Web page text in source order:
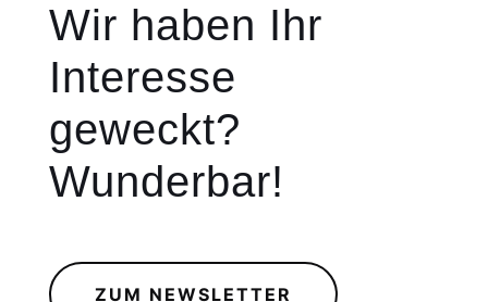
Wir haben Ihr
Interesse
geweckt?
Wunderbar!
ZUM NEWSLETTER